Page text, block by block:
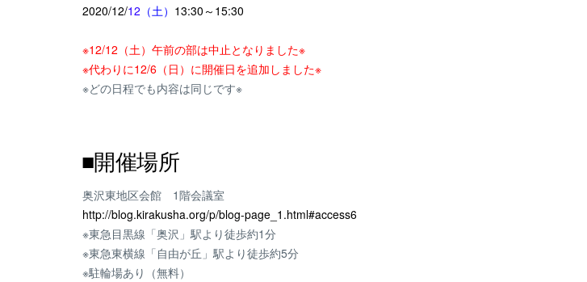
2020/12/12 （土） 13:30～15:30
※12/12（土）午前の部は中止となりました※
※代わりに12/6（日）に開催日を追加しました※
※どの日程でも内容は同じです※
■開催場所
奥沢東地区会館 1階会議室
http://blog.kirakusha.org/p/blog-page_1.html#access6
※東急目黒線「奥沢」駅より徒歩約1分
※東急東横線「自由が丘」駅より徒歩約5分
※駐輪場あり（無料）